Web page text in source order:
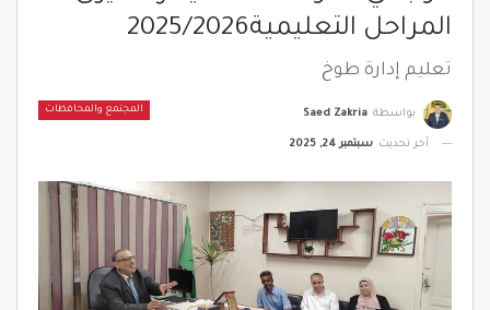
المراحل التعليمية2025/2026
تعليم إدارة طوخ
المجتمع والمحافظات بواسطة Saed Zakria
آخر تحديث سبتمبر 24, 2025